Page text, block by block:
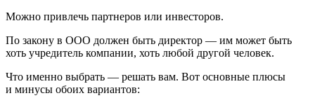
Можно привлечь партнеров или инвесторов.
По закону в ООО должен быть директор — им может быть
хоть учредитель компании, хоть любой другой человек.
Что именно выбрать — решать вам. Вот основные плюсы
и минусы обоих вариантов: